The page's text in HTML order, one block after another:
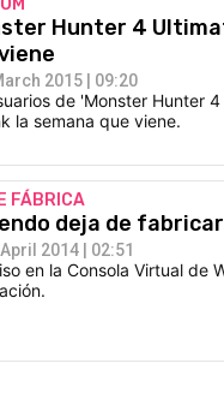
Hunter 4
2015 | 09:20
de 'Monster Hunter
la semana que viene.
FÁBRICA
deja de fabricar
2014 | 02:51
en la Consola Virtual de